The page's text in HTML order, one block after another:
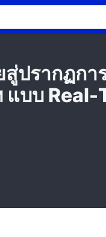
สู่ปรากฏก
แบบ Real-